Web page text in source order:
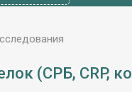
(СРБ, CRP,